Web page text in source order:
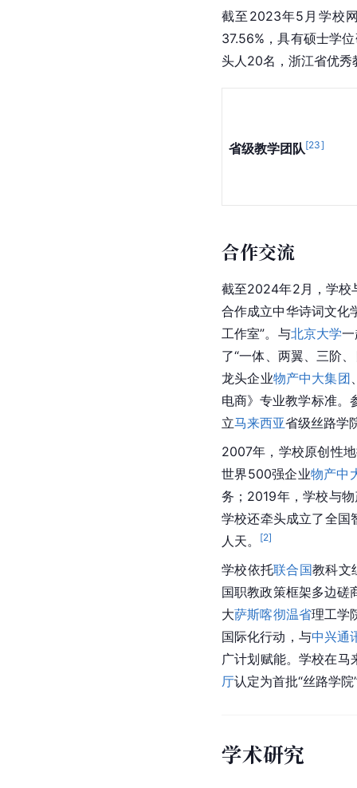
截至2023年5月学校
37.56%，具有硕士学
头人20名，浙江省优
省级教学团队[23]
合作交流
截至2024年2月，学校
合作成立中华诗词文化
工作室”。与北京大学
了“一体、两翼、三阶
龙头企业物产中大集团
电商》专业教学标准。
立马来西亚省级丝路学
2007年，学校原创性
世界500强企业物产中
务；2019年，学校与
学校还牵头成立了全国
人天。
[2]
学校依托联合国教科文
国职教政策框架多边磋
大萨斯喀彻温省理工学
国际化行动，与中兴通
广计划赋能。学校在马
厅认定为首批“丝路学
学术研究